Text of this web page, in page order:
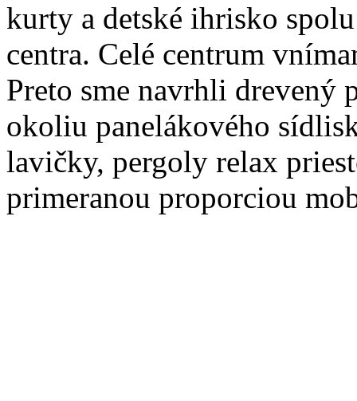
kurty a detské ihrisko
centra. Celé centrum
Preto sme navrhli drevený
okoliu panelákového
lavičky, pergoly relax
primeranou proporciou